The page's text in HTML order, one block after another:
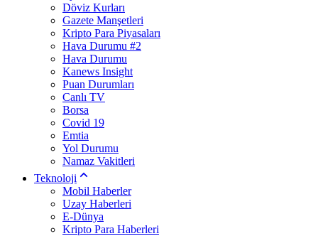
Döviz Kurları
Gazete Manşetleri
Kripto Para Piyasaları
Hava Durumu #2
Hava Durumu
Kanews Insight
Puan Durumları
Canlı TV
Borsa
Covid 19
Emtia
Yol Durumu
Namaz Vakitleri
Teknoloji
Mobil Haberler
Uzay Haberleri
E-Dünya
Kripto Para Haberleri